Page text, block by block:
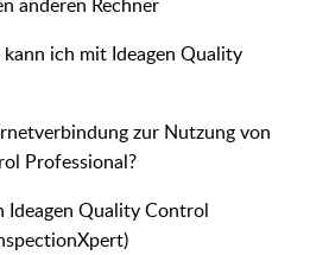
ich mit Ideagen Quality
zur Nutzung von
Professional?
Ideagen Quality Control